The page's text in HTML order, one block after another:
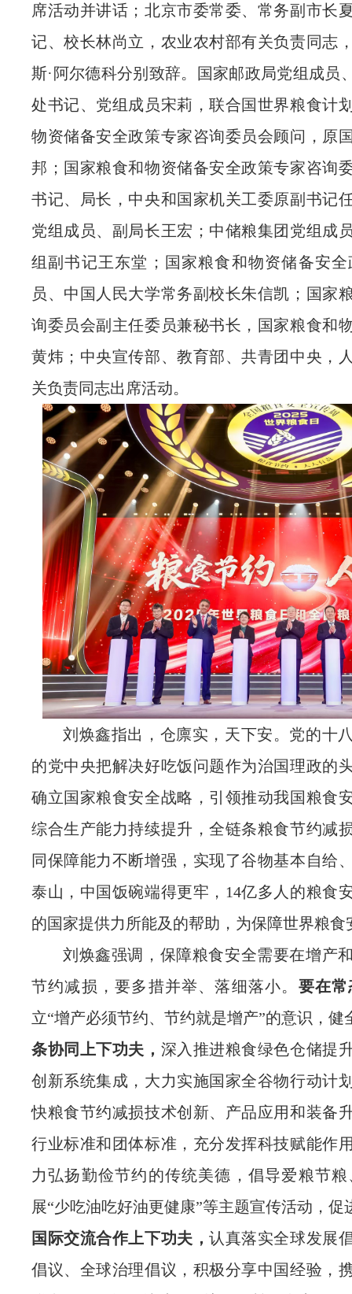
席活动并讲话；北京市委常委、常务副市长
记、校长林尚立，农业农村部有关负责同志
斯·阿尔德科分别致辞。国家邮政局党组成员
处书记、党组成员宋莉，联合国世界粮食计
物资储备安全政策专家咨询委员会顾问，原
邦； 国家粮食和物资储备安全政策专家咨询
书记、局长，中央和国家机关工委原副书记
党组成员、副局长王宏；中储粮集团党组成
组副书记王东堂； 国家粮食和物资储备安全
员、中国人民大学常务副校长朱信凯； 国家
询委员会副主任委员兼秘书长， 国家粮食和
黄炜；中央宣传部、教育部、共青团中央，
关负责同志出席活动。
刘焕鑫指出，仓廪实，天下安。党的十
的党中央把解决好吃饭问题作为治国理政的
确立国家粮食安全战略，引领推动我国粮食
综合生产能力持续提升，全链条粮食节约减
同保障能力不断增强，实现了谷物基本自给
泰山，中国饭碗端得更牢，14亿多人的粮食
的国家提供力所能及的帮助，为保障世界粮
刘焕鑫强调，保障粮食安全需要在增产
节约减损，要多措并举、落细落小。 要在
立“增产必须节约、节约就是增产”的意识，
条协同上下功夫， 深入推进粮食绿色仓储提
创新系统集成，大力实施国家全谷物行动计
快粮食节约减损技术创新、产品应用和装备
行业标准和团体标准，充分发挥科技赋能作
力弘扬勤俭节约的传统美德，倡导爱粮节
展“少吃油吃好油更健康”等主题宣传活动，
国际交流合作上下功夫，认真落实全球发展
倡议、全球治理倡议，积极分享中国经验，